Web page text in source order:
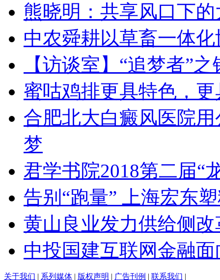
熊晓明：共享风口下
中农舜耕以草畜一体
【访谈室】“追梦者”
蜜咕鸡排更具特色，
合肥北大白癜风医院
梦
君学书院2018第二届“
告别“跑量” 上海宏东
黄山良业发力供给侧
中投国建互联网金融
关于我们 | 系列媒体 | 版权声明 | 广告刊例 | 联系我们 |